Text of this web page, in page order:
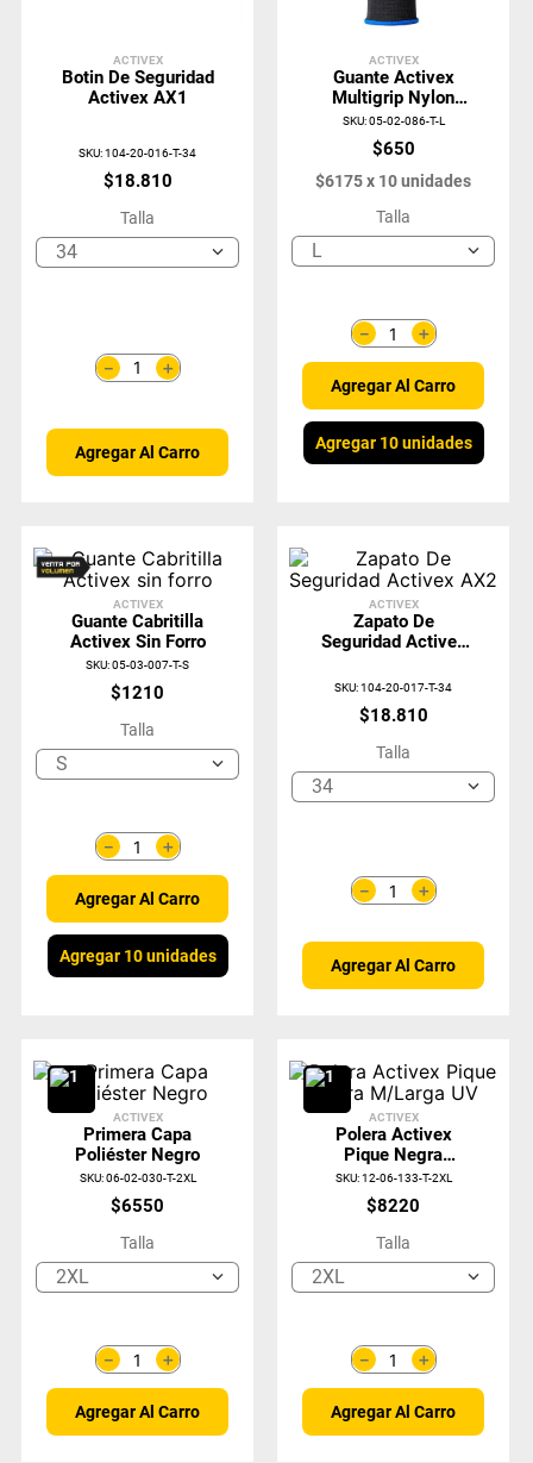
ACTIVEX
Botin De Seguridad
Activex AX1
SKU:104-20-016-T-34
$18.810
Talla
34
＋
－
Agregar Al Carro
ACTIVEX
Guante Activex
Multigrip Nylon
PU/Negro
SKU:05-02-086-T-L
$650
$6175x 10unidades
Talla
L
＋
－
Agregar Al Carro
Agregar 10 unidades
ACTIVEX
Guante Cabritilla
Activex Sin Forro
SKU:05-03-007-T-S
$1210
Talla
S
＋
－
Agregar Al Carro
Agregar 10 unidades
ACTIVEX
Zapato De
Seguridad Activex
SKU:104-20-017-T-34
$18.810
Talla
34
＋
－
Agregar Al Carro
ACTIVEX
Primera Capa
Poliéster Negro
SKU:06-02-030-T-2XL
$6550
Talla
2XL
＋
－
Agregar Al Carro
ACTIVEX
Polera Activex
Pique Negra
M/Larga UV
SKU:12-06-133-T-2XL
$8220
Talla
2XL
＋
－
Agregar Al Carro